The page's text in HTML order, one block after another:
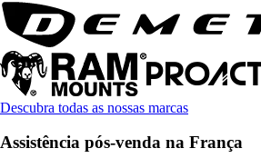
Descubra todas as nossas marcas
Assistência pós-venda na França